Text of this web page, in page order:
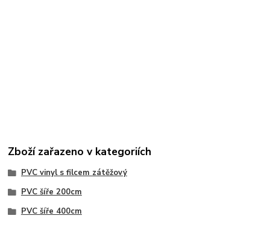
Zboží zařazeno v kategoriích
PVC vinyl s filcem zátěžový
PVC šíře 200cm
PVC šíře 400cm